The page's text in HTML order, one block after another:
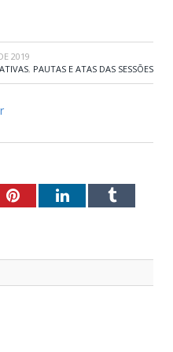
2019
, PAUTAS E ATAS DAS SESSÕES
PinterestLinkedInTumblr